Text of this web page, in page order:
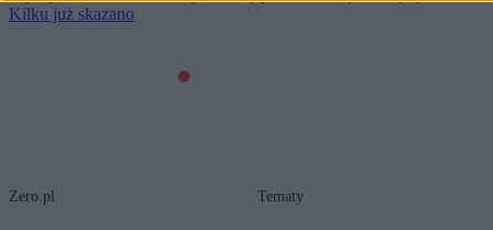
Kilku już skazano
Zero.pl Tematy